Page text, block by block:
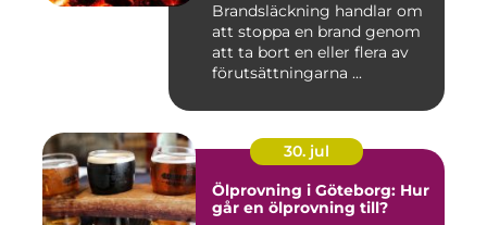
Brandsläckning handlar om
att stoppa en brand genom
att ta bort en eller flera av
förutsättningarna ...
30. jul
Ölprovning i Göteborg: Hur
går en ölprovning till?